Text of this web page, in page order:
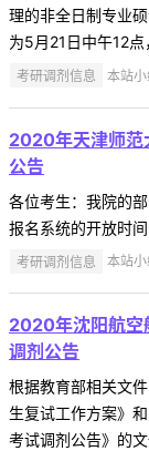
理的非全日制专业
为5月21日中午12
考研调剂信息 本站
2020年天津师范
公告
各位考生：我院的
报名系统的开放时
考研调剂信息 本站
2020年沈阳航空
调剂公告
根据教育部相关文
生复试工作方案》
考试调剂公告》的